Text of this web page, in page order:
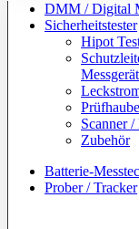
DMM / Digital
Sicherheitstester
Hipot
Scanner
Zubehör
Batterie-
Prober / Tracker